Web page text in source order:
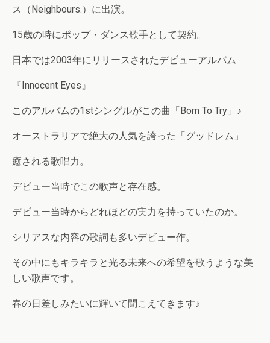
ス（Neighbours.）に出演。
15歳の時にポップ・ダンス歌手として契約。
日本では2003年にリリースされたデビューアルバム
『Innocent Eyes』
このアルバムの1stシングルがこの曲「Born To Try」♪
オーストラリアで絶大の人気を誇った「グッドレム」
癒される歌唱力。
デビュー当時でこの歌声と存在感。
デビュー当時からどれほどの実力を持っていたのか。
シリアスな内容の歌詞も多いデビュー作。
その中にもキラキラと光る未来への希望を歌うような美
しい歌声です。
春の日差しみたいに輝いて聞こえてきます♪